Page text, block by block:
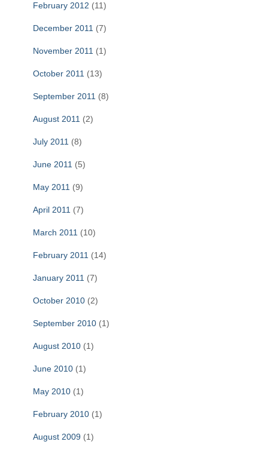
February 2012 (11)
December 2011 (7)
November 2011 (1)
October 2011 (13)
September 2011 (8)
August 2011 (2)
July 2011 (8)
June 2011 (5)
May 2011 (9)
April 2011 (7)
March 2011 (10)
February 2011 (14)
January 2011 (7)
October 2010 (2)
September 2010 (1)
August 2010 (1)
June 2010 (1)
May 2010 (1)
February 2010 (1)
August 2009 (1)